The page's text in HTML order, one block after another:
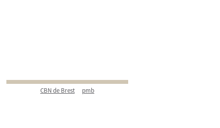
CBN de Brest pmb